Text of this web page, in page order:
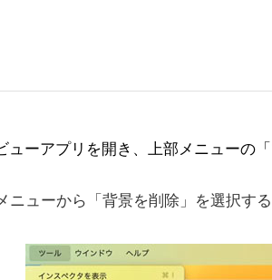
ューアプリを開き、上部メニューの
ニューから「背景を削除」を選択す